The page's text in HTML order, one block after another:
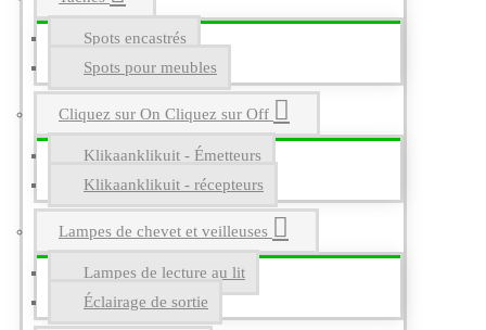
Spots encastrés
Spots pour meubles
Cliquez sur On Cliquez sur Off
Klikaanklikuit - Émetteurs
Klikaanklikuit - récepteurs
Lampes de chevet et veilleuses
Lampes de lecture au lit
Éclairage de sortie